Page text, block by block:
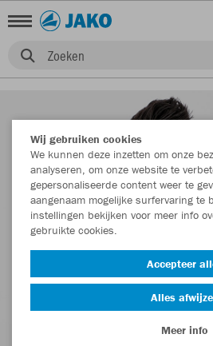
Zoeken
Wij gebruiken cookies
We kunnen deze inzetten om onze
analyseren, om onze website te
gepersonaliseerde content weer te
aangenaam mogelijke surfervaring te
instellingen bekijken voor meer info
gebruikte cookies.
Accepteer
Alles
Meer info